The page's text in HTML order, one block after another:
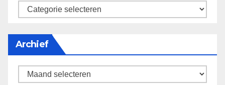
categorieën
Archief
Archief